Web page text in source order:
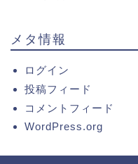
メタ情報
ログイン
投稿フィード
コメントフィード
WordPress.org